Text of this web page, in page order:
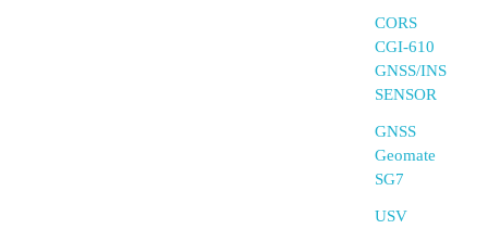
CORS
CGI-610
GNSS/INS
SENSOR
GNSS
Geomate
SG7
USV